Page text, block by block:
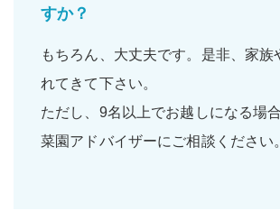
すか？
もちろん、大丈夫です。是非、 家族
れてきて下さい。
ただし、9名以上でお越しになる場
菜園アドバイザーにご相談ください。